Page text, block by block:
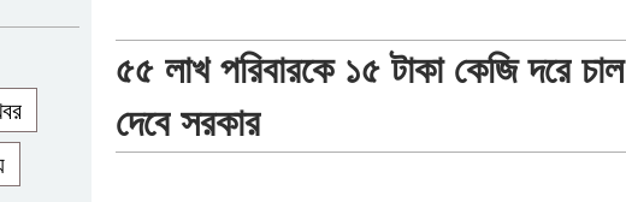
৫৫ লাখ পরিবারকে ১৫ টাকা কেজি দরে চাল
দেবে সরকার